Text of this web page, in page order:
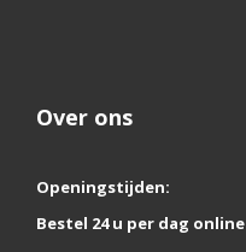
Over ons
Openingstijden:
Bestel 24 u per dag online